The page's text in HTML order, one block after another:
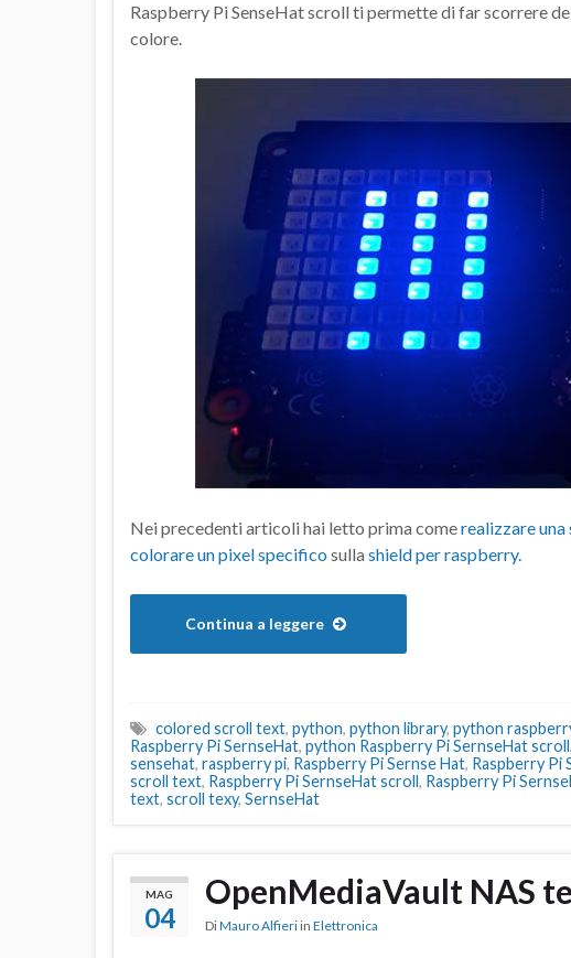
Raspberry Pi SenseHat scroll ti permette di far scorrere
colore.
Nei precedenti articoli hai letto prima comerealizzare
colorare un pixel specifico sulla shield per raspberry.
Continua a leggere
colored scroll text, python, python library, python
Raspberry Pi SernseHat, python Raspberry Pi SernseHat scroll,
sensehat, raspberry pi, Raspberry Pi Sernse Hat, Raspberry Pi
scroll text, Raspberry Pi SernseHat scroll, Raspberry Pi
text, scroll texy, SernseHat
MAG
04
OpenMediaVault NAS
DiMauro Alfieri in Elettronica